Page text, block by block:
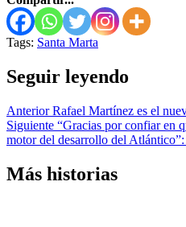
Tags: Santa Marta
Seguir leyendo
AnteriorRafael Martínez es el
Siguiente “Gracias por confiar en
motor del desarrollo del
Más historias